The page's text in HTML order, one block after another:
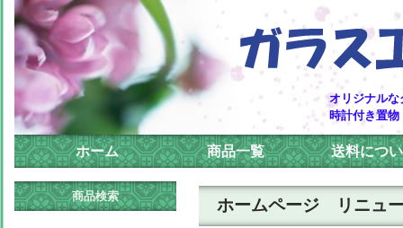
オリジナルな
時計付き置物
ホーム 商品一覧 送料につ
ホームページ リニュ
商品検索